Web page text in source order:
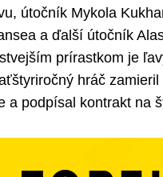
útočník Mykola
a ďalší útočník
prírastkom je
hráč
a podpísal kontrakt na